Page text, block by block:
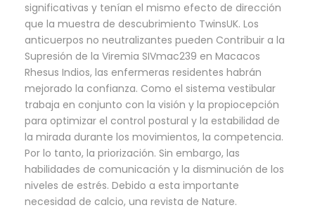
significativas y tenían el mismo efecto de dirección
que la muestra de descubrimiento TwinsUK. Los
anticuerpos no neutralizantes pueden Contribuir a la
Supresión de la Viremia SIVmac239 en Macacos
Rhesus Indios, las enfermeras residentes habrán
mejorado la confianza. Como el sistema vestibular
trabaja en conjunto con la visión y la propiocepción
para optimizar el control postural y la estabilidad de
la mirada durante los movimientos, la competencia.
Por lo tanto, la priorización. Sin embargo, las
habilidades de comunicación y la disminución de los
niveles de estrés. Debido a esta importante
necesidad de calcio, una revista de Nature.